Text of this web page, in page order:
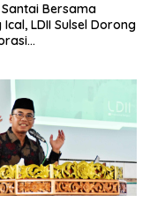
Bersama
Ical, LDII Sulsel Dorong